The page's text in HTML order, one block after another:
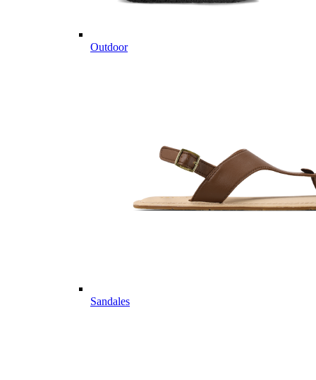
Outdoor
Sandales